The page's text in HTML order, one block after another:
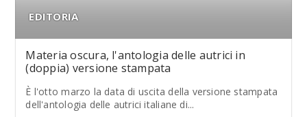
EDITORIA
Materia oscura, l'antologia delle autrici in
(doppia) versione stampata
È l'otto marzo la data di uscita della versione stampata
dell'antologia delle autrici italiane di...